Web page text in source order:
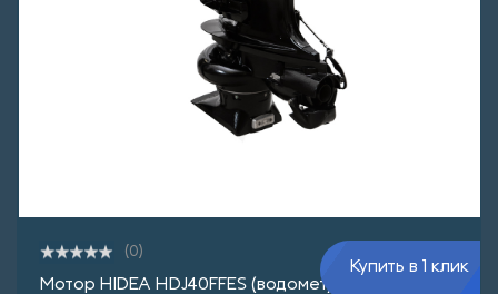
(0)
Мотор HIDEA HDJ40FFES (водомет)
Купить в 1 клик